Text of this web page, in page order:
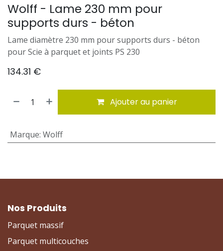
Wolff - Lame 230 mm pour
supports durs - béton
Lame diamètre 230 mm pour supports durs - béton
pour Scie à parquet et joints PS 230
134.31 €
Ajouter au panier
Marque: Wolff
Nos Produits
Parquet massif
Parquet multicouches